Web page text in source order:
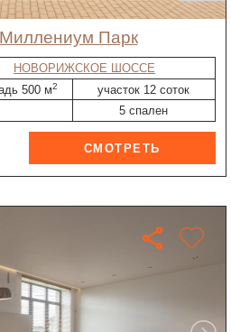
Миллениум Парк
НОВОРИЖСКОЕ ШОССЕ
500 м2
участок 12 соток
5 спален